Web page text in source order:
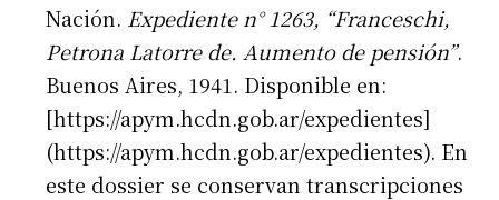
Nación. Expediente n° 1263, “Franceschi,
Petrona Latorre de. Aumento de pensión”.
Buenos Aires, 1941. Disponible en:
[https://apym.hcdn.gob.ar/expedientes]
(https://apym.hcdn.gob.ar/expedientes). En
este dossier se conservan transcripciones